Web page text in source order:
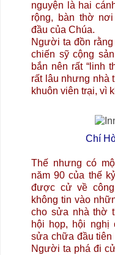
nguyện là hai
rộng, bàn thờ
đầu của Chúa.
Người ta đồn
chiến sỹ cộng
bắn nên rất “linh
rất lâu nhưng nhà
khuôn viên trại, vì
Chí
Thế nhưng có
năm 90 của thế
được cử về
không tin vào
cho sửa nhà thờ
hội họp, hội
sửa chữa đầu tiên
Người ta phá đi